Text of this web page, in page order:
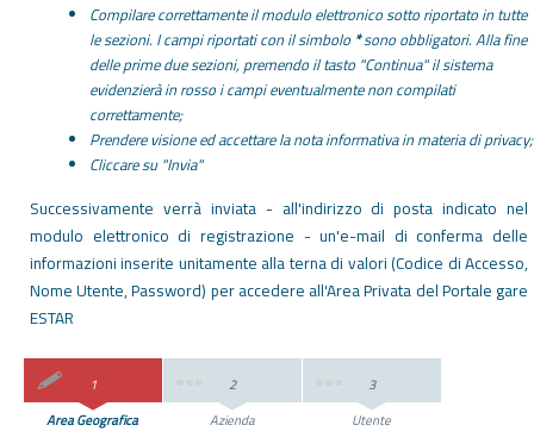
Compilare correttamente il modulo elettronico sotto riportato in tutte
le sezioni. I campi riportati con il simbolo *sono obbligatori. Alla fine
delle prime due sezioni, premendo il tasto "Continua" il sistema
evidenzierà in rosso i campi eventualmente non compilati
correttamente;
Prendere visione ed accettare la nota informativa in materia di privacy;
Cliccare su "Invia"
Successivamente verrà inviata - all'indirizzo di posta indicato nel
modulo elettronico di registrazione - un'e-mail di conferma delle
informazioni inserite unitamente alla terna di valori (Codice di Accesso,
Nome Utente, Password) per accedere all'Area Privata del Portale gare
ESTAR
1
Area Geografica
2
Azienda
3
Utente